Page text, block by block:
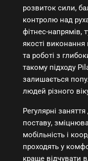
розвиток сили,
контролю над
фітнес-напрямів,
якості
та роботі з
такому підходу
залишається
людей різного
Регулярні
поставу,
мобільність і
проходять у
краще відчувати